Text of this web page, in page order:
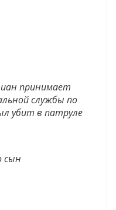
принимает
службы по
убит в патруле
сын